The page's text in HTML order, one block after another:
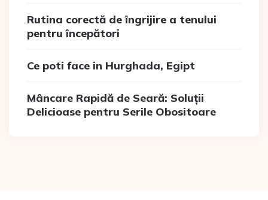
Rutina corectă de îngrijire a tenului
pentru începători
Ce poti face in Hurghada, Egipt
Mâncare Rapidă de Seară: Soluții
Delicioase pentru Serile Obositoare